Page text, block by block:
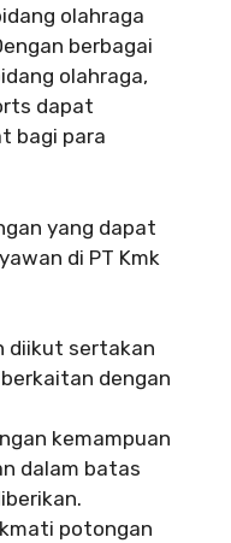
olahraga
berbagai
olahraga,
dapat
bagi para
yang dapat
di PT Kmk
diikut sertakan
dengan
kemampuan
dalam batas
potongan